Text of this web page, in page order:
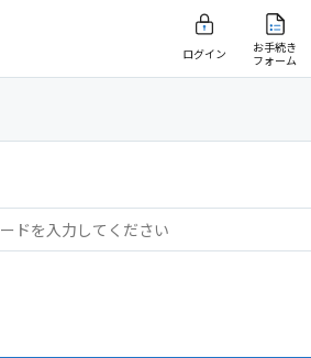
ログイン
お手続き
フォーム